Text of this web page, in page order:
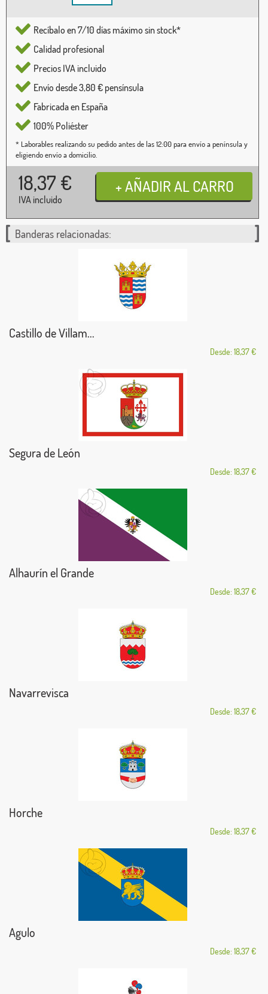
Recíbalo en 7/10 días máximo sin stock*
Calidad profesional
Precios IVA incluido
Envío desde 3,80 € pensínsula
Fabricada en España
100% Poliéster
* Laborables realizando su pedido antes de las 12:00 para envío a península y
eligiendo envío a domicilio.
18,37 €
IVA incluido
Banderas relacionadas:
Castillo de Villam...
Desde: 18,37 €
Segura de León
Desde: 18,37 €
Alhaurín el Grande
Desde: 18,37 €
Navarrevisca
Desde: 18,37 €
Horche
Desde: 18,37 €
Agulo
Desde: 18,37 €